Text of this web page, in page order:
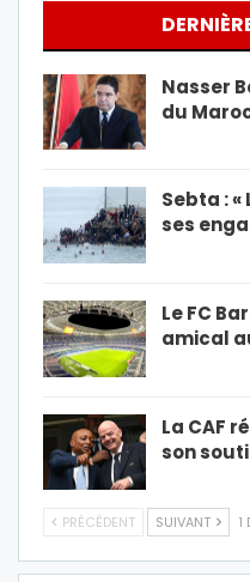
Nasser
du
Sebta :
ses
Le FC
amical
La CAF
son
PRÉCÉDENT SUIVANT 1